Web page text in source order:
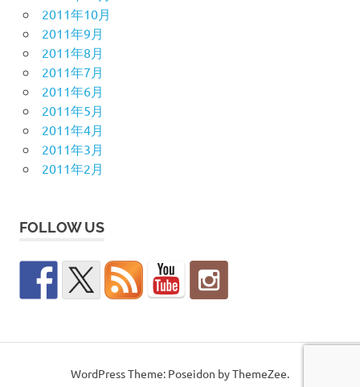
2011年10月
2011年9月
2011年8月
2011年7月
2011年6月
2011年5月
2011年4月
2011年3月
2011年2月
FOLLOW US
WordPress Theme: Poseidon by ThemeZee.